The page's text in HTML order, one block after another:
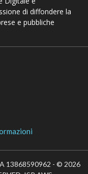
di diffondere la
e pubbliche
13868590962 - © 2026